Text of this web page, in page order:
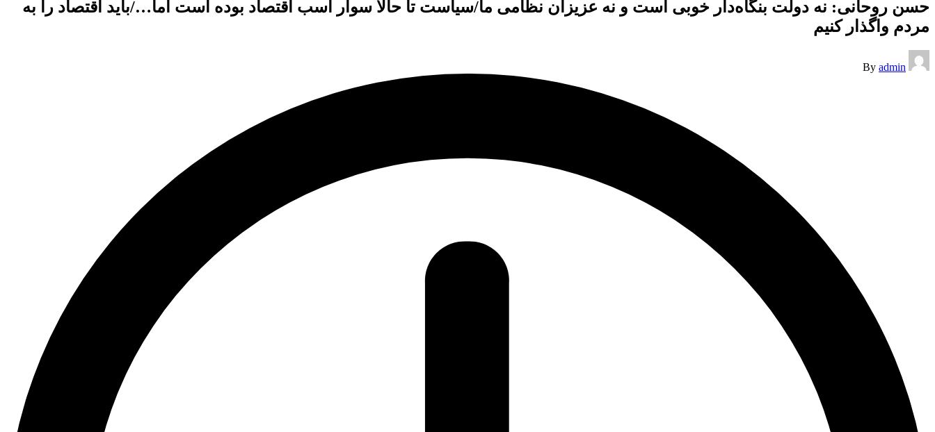
حسن روحانی: نه دولت بنگاه‌دار خوبی است و نه عزیزان نظامی ما/سیاست تا حالا سوار اسب اقتصاد بوده است اما…/باید اقتصاد را به
مردم واگذار کنیم
Posted
by
By admin